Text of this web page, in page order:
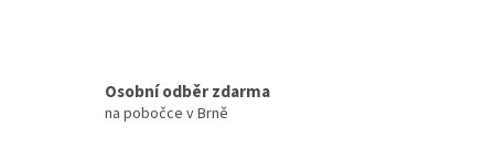
Osobní odběr zdarma
na pobočce v Brně